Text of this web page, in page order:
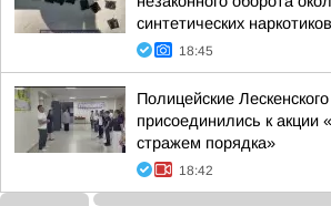
синтетических наркотиков
18:45
Полицейские
присоединились к акции
стражем порядка»
18:42